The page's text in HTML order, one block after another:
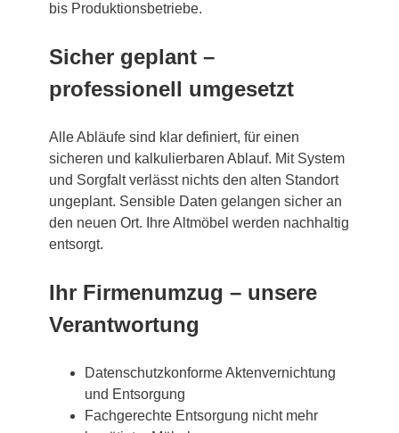
bis Produktionsbetriebe.
Sicher geplant –
professionell umgesetzt
Alle Abläufe sind klar definiert, für einen
sicheren und kalkulierbaren Ablauf. Mit System
und Sorgfalt verlässt nichts den alten Standort
ungeplant. Sensible Daten gelangen sicher an
den neuen Ort. Ihre Altmöbel werden nachhaltig
entsorgt.
Ihr Firmenumzug – unsere
Verantwortung
Datenschutzkonforme Aktenvernichtung
und Entsorgung
Fachgerechte Entsorgung nicht mehr